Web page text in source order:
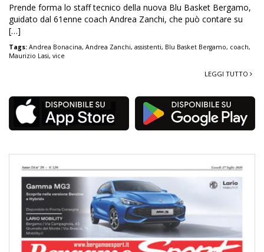
Prende forma lo staff tecnico della nuova Blu Basket Bergamo,
guidato dal 61enne coach Andrea Zanchi, che può contare su
[…]
Tags: Andrea Bonacina, Andrea Zanchi, assistenti, Blu Basket Bergamo, coach,
Maurizio Lasi, vice
LEGGI TUTTO